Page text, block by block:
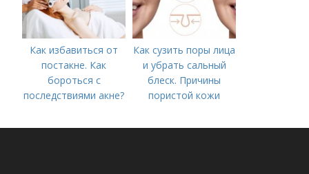
Как избавиться от
постакне. Как
бороться с
последствиями акне?
Как сузить поры лица
и убрать сальный
блеск. Причины
пористой кожи